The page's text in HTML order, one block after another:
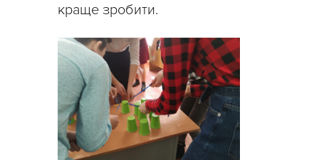
краще зробити.